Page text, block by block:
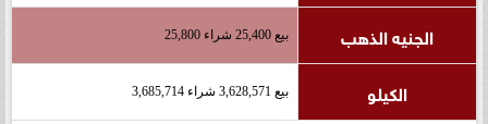
الجنيه الذهب بيع 25,400 شراء 25,800
الكيلو بيع 3,628,571 شراء 3,685,714